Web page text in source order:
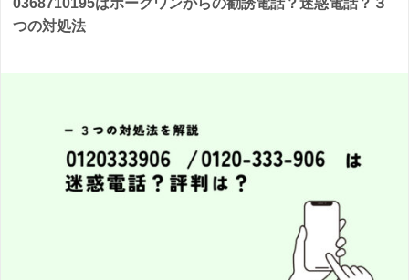
0368710195はホークワンからの勧誘電話？迷惑電話？３
つの対処法